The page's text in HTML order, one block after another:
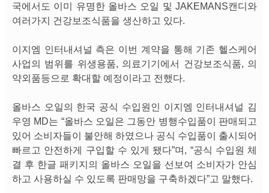
국에서도 이미 유명한 올바스 오일 및 JAKEMANS캔디와
여러가지 건강보조식품을 생산하고 있다.
이지엠 인터내셔널 측은 이번 계약을 통해 기존 헬스케어
사업의 범위를 위생용품, 의료기기에서 건강보조식품, 의
약외품등으로 확대할 예정이라고 전했다.
올바스 오일의 한국 공식 수입원인 이지엠 인터내셔널 김
우영 MD는 “올바스 오일은 그동안 병행수입품이 판매되고
있어 소비자들이 불안해 하였으나 공식 수입품이 출시되어
빠르고 안전하게 구입할 수 있게 됐다”며, “공식 수입원 체
결 후 한글 패키지의 올바스 오일을 선보여 소비자가 안심
하고 사용하실 수 있도록 판매망을 구축하겠다”고 말했다.